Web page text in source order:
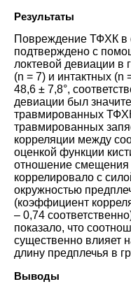
Результаты
Повреждение ТФХК в
подтверждено с
локтевой девиации
(n = 7) и интактных (n
48,6 ± 7,8°,
девиации был
травмированных
травмированных
корреляции между
оценкой функции
отношение смещения
коррелировало с
окружностью
(коэффициент
– 0,74
показало, что
существенно влияет
длину предплечья в
Выводы